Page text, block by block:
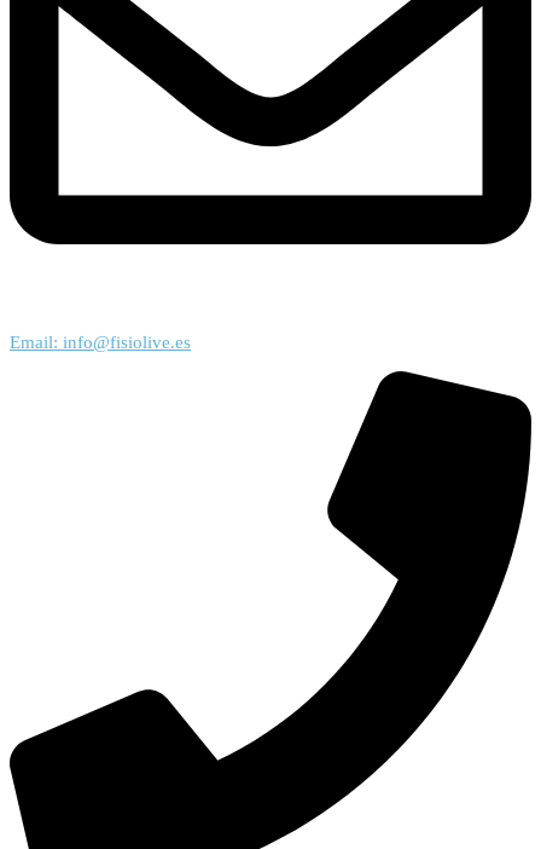
Email: info@fisiolive.es